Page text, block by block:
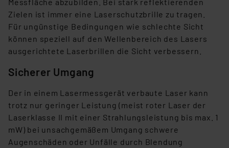
personenbezogene Daten in
Überwachungsprogrammen verarbeiten, ohne dass
hiergegen Klagemöglichkeiten für Europäer bestehen.
Unsere Kooperation mit diesen Dienstleistern stützt
sich auf die Standarddatenschutzklauseln der
Europäischen Kommission sowie einer eigenen
Beurteilung der mit der Datenübermittlung,
insbesondere der Art der übermittelten Daten,
verbundenen Risiken.“
Impressum|Datenschutzerklärung
Zielen ist immer eine Laserschutzbrille zu tragen.
Für ungünstige Bedingungen wie schlechte Sicht
können speziell auf den Wellenbereich des Lasers
ausgerichtete Laserbrillen die Sicht verbessern.
Sicherer Umgang
Der in einem Lasermessgerät verbaute Laser kann
trotz nur geringer Leistung (meist roter Laser der
Laserklasse II mit einer Strahlungsleistung bis max. 1
mW) bei unsachgemäßem Umgang schwere
Augenschäden oder Unfälle durch Blendung